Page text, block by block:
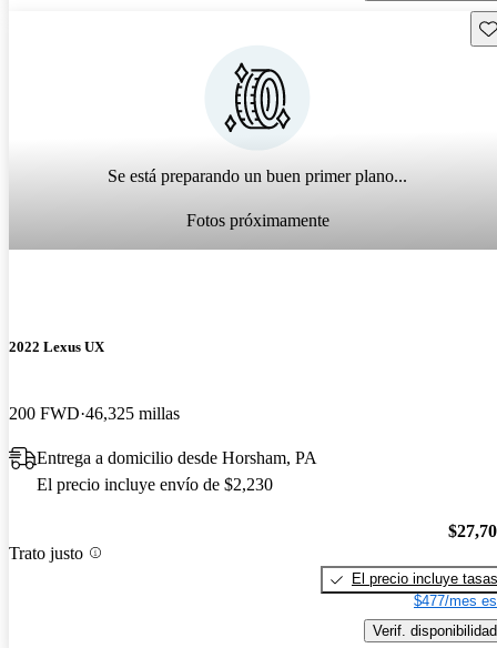
Se está preparando un buen primer plano...
Fotos próximamente
2022 Lexus UX
200 FWD 46,325 millas
Entrega a domicilio desde Horsham, PA
El precio incluye envío de $2,230
Trato justo
El precio incluye tasas
$477/mes
Verif. disponibilidad